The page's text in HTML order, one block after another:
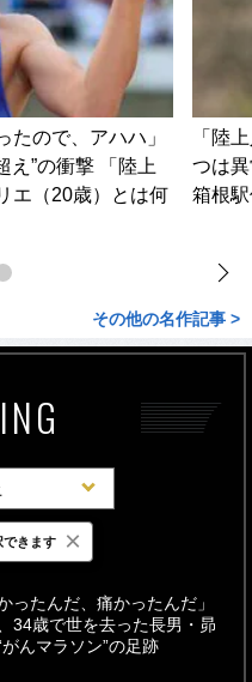
ので、アハハ」
”の衝撃 「陸上
エ（20歳）とは何
「陸
つは
箱根
その他の名作記事 >
週間
ったんだ、痛かったんだ」
34歳で世を去った長男・昴
んマラソン”の足跡
できます ×